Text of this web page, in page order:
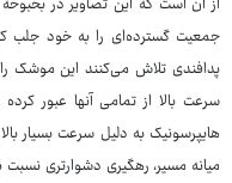
جمعیت گسترده‌ای را به خود جلب
پدافندی تلاش می‌کنند این موشک
سرعت بالا از تمامی آنها عبور
هایپرسونیک به دلیل سرعت بسیار
میانه مسیر، رهگیری دشوارتری